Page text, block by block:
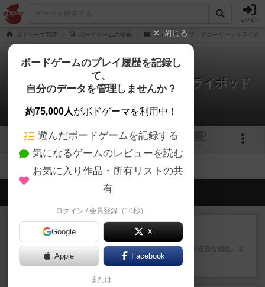
ログイン
ボドゲーマTOP ボードゲームの検索 ウィング・オブ・グローリー：トライポ
ウィング・オブ・グローリー：トライポッド
＆トライプレイン
拡張/関連作品 0件
1 1
会員の新しい投稿
レビュー
ウイングスパン
期待値を上げすぎた、というのが正直な感想。２
人で何度かプレイ。ここでも...
38分前by S
閉じる
ボードゲームのプレイ履歴を記録し
て、
自分のデータを管理しませんか？
約75,000人がボドゲーマを利用中！
遊んだボードゲームを記録する
気になるゲームのレビューを読む
お気に入り作品・所有リストの共
有
ログイン / 会員登録（10秒）
Google X
Apple Facebook
または